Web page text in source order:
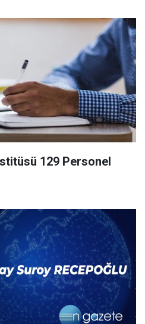
129 Personel